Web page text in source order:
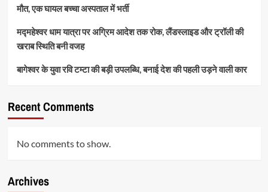
मौत, एक घायल बच्चा अस्पताल में भर्ती
मद्महेश्वर धाम यात्रा पर अग्रिम आदेश तक रोक, लैंडस्लाइड और ट्रॉली की
खराब स्थिति बनी वजह
बागेश्वर के युवा रवि टम्टा की बड़ी उपलब्धि, बनाई देश की पहली उड़ने वाली कार
Recent Comments
No comments to show.
Archives